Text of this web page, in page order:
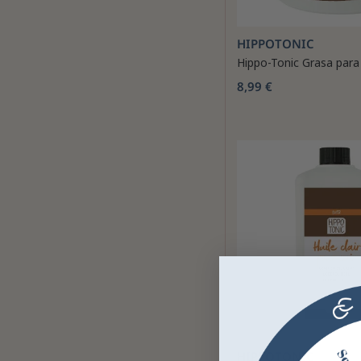
HIPPOTONIC
Hippo-Tonic Grasa
8,99 €
HIPPOTONIC